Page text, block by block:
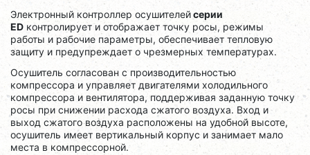
Электронный контроллер осушителейсерии
ED контролирует и отображает точку росы, режимы
работы и рабочие параметры, обеспечивает тепловую
защиту и предупреждает о чрезмерных температурах.
Осушитель согласован с производительностью
компрессора и управляет двигателями холодильного
компрессора и вентилятора, поддерживая заданную точку
росы при снижении расхода сжатого воздуха. Вход и
выход сжатого воздуха расположены на удобной высоте,
осушитель имеет вертикальный корпус и занимает мало
места в компрессорной.